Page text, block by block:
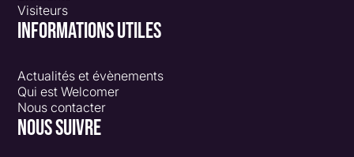
Visiteurs
INFORMATIONS UTILES
Actualités et évènements
Qui est Welcomer
Nous contacter
NOUS SUIVRE